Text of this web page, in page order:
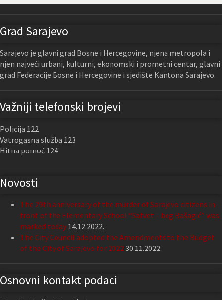
Grad Sarajevo
Sarajevo je glavni grad Bosne i Hercegovine, njena metropola i
njen najveći urbani, kulturni, ekonomski i prometni centar, glavni
grad Federacije Bosne i Hercegovine i sjedište Kantona Sarajevo.
Važniji telefonski brojevi
Policija 122
Vatrogasna služba 123
Hitna pomoć 124
Novosti
The 29th anniversary of the murder of Sarajevo citizens in
front of the Elementary School “Safvet – beg Bašagić” was
marked today 14.12.2022.
The City Council adopted the Amendments to the Budget
of the City of Sarajevo for 202230.11.2022.
Osnovni kontakt podaci